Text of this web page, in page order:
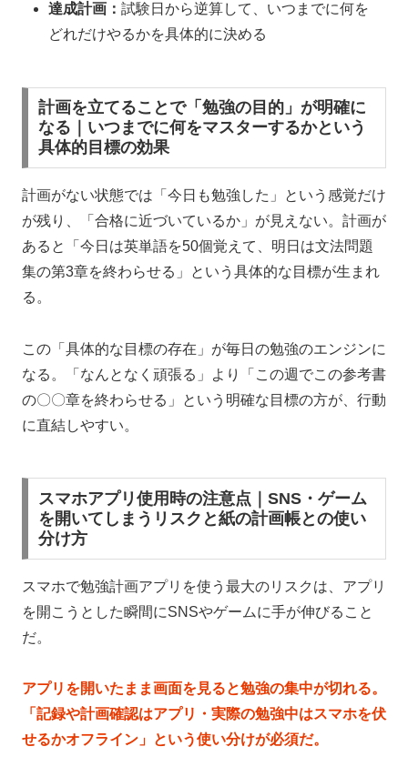
達成計画：試験日から逆算して、いつまでに何を
どれだけやるかを具体的に決める
計画を立てることで「勉強の目的」が明確に
なる｜いつまでに何をマスターするかという
具体的目標の効果
計画がない状態では「今日も勉強した」という感覚だけ
が残り、「合格に近づいているか」が見えない。計画が
あると「今日は英単語を50個覚えて、明日は文法問題
集の第3章を終わらせる」という具体的な目標が生まれ
る。
この「具体的な目標の存在」が毎日の勉強のエンジンに
なる。「なんとなく頑張る」より「この週でこの参考書
の〇〇章を終わらせる」という明確な目標の方が、行動
に直結しやすい。
スマホアプリ使用時の注意点｜SNS・ゲーム
を開いてしまうリスクと紙の計画帳との使い
分け方
スマホで勉強計画アプリを使う最大のリスクは、アプリ
を開こうとした瞬間にSNSやゲームに手が伸びること
だ。
アプリを開いたまま画面を見ると勉強の集中が切れる。
「記録や計画確認はアプリ・実際の勉強中はスマホを伏
せるかオフライン」という使い分けが必須だ。